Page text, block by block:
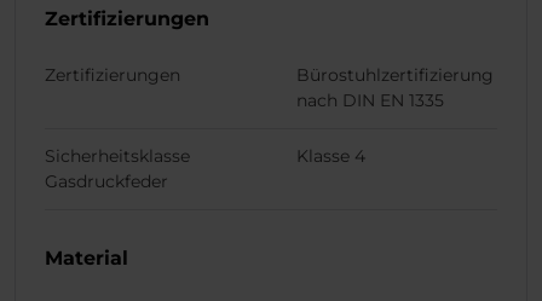
Zertifizierungen
Zertifizierungen
Bürostuhlzertifizierung
nach DIN EN 1335
Sicherheitsklasse
Gasdruckfeder
Klasse 4
Material